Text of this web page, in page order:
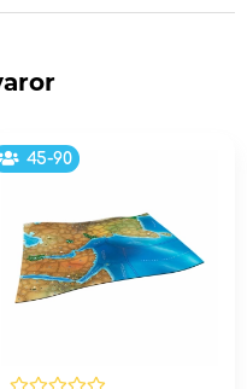
45-90